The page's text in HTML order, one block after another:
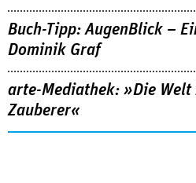
Buch-Tipp: AugenBlick –
Dominik Graf
arte-Mediathek: »Die Welt
Zauberer«